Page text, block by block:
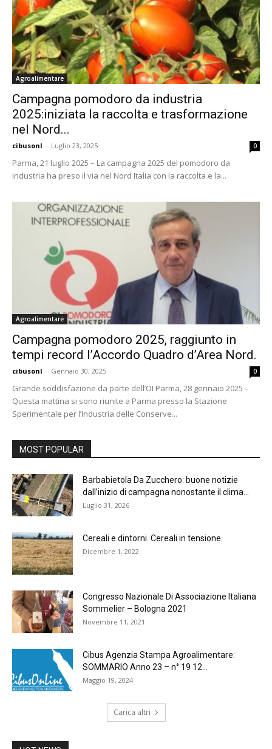
Agroalimentare
Campagna pomodoro da industria
2025:iniziata la raccolta e trasformazione
nel Nord...
cibusonl - Luglio 23, 2025 0
Parma, 21 luglio 2025 – La campagna 2025 del pomodoro da
industria ha preso il via nel Nord Italia con la raccolta e la...
Agroalimentare
Campagna pomodoro 2025, raggiunto in
tempi record l’Accordo Quadro d’Area Nord.
cibusonl - Gennaio 30, 2025 0
Grande soddisfazione da parte dell’OI Parma, 28 gennaio 2025 –
Questa mattina si sono riunite a Parma presso la Stazione
Sperimentale per l’Industria delle Conserve...
MOST POPULAR
Barbabietola Da Zucchero: buone notizie
dall’inizio di campagna nonostante il clima...
Luglio 31, 2026
Cereali e dintorni. Cereali in tensione.
Dicembre 1, 2022
Congresso Nazionale Di Associazione Italiana
Sommelier – Bologna 2021
Novembre 11, 2021
Cibus Agenzia Stampa Agroalimentare:
SOMMARIO Anno 23 – n° 19 12...
Maggio 19, 2024
Carica altri